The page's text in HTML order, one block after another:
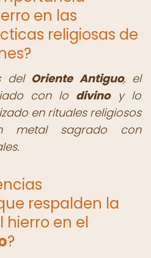
en las
religiosas de
del Oriente Antiguo, el
con lo divinoy lo
en rituales religiosos
metal sagrado con
respalden la
en el
?